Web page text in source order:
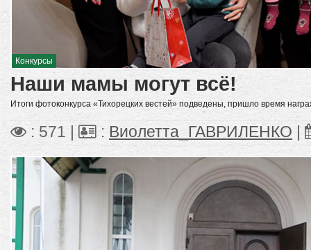
Конкурсы
Наши мамы могут всё!
Итоги фотоконкурса «Тихорецких вестей» подведены, пришло время
: 571 | : Виолетта_ГАВРИЛЕНКО